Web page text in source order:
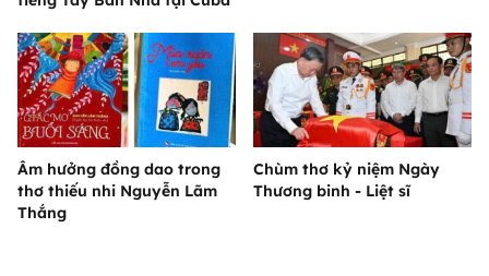
Âm hưởng đồng dao trong
thơ thiếu nhi Nguyễn Lãm
Thắng
Chùm thơ kỷ niệm Ngày
Thương binh - Liệt sĩ